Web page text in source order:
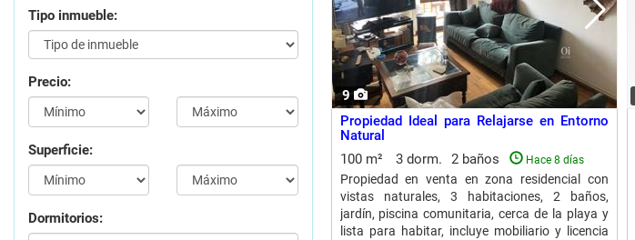
Tipo inmueble:
Precio:
Superficie:
Dormitorios:
9
Propiedad Ideal para Relajarse en Entorno
Natural
100 m²
3 dorm. 2 baños Hace 8 días
Propiedad en venta en zona residencial con
vistas naturales, 3 habitaciones, 2 baños,
jardín, piscina comunitaria, cerca de la playa y
lista para habitar, incluye mobiliario y licencia